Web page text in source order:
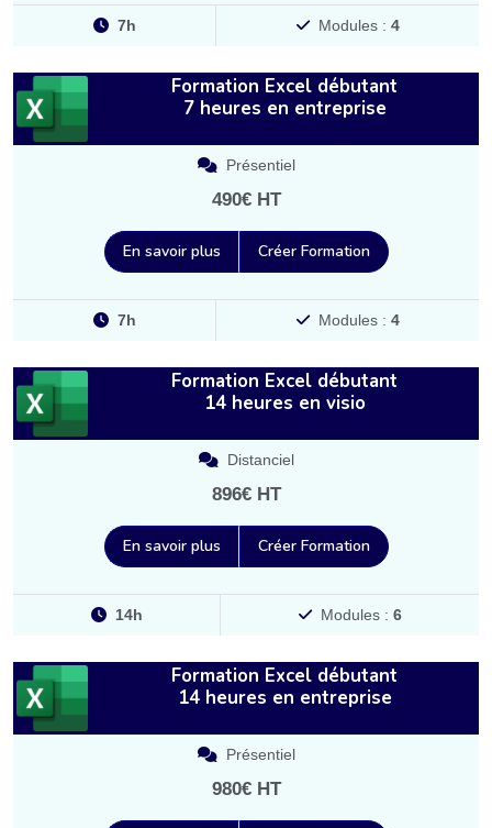
7h Modules : 4
Formation Excel débutant
7 heures en entreprise
Présentiel
490€ HT
En savoir plus Créer Formation
7h Modules : 4
Formation Excel débutant
14 heures en visio
Distanciel
896€ HT
En savoir plus Créer Formation
14h Modules : 6
Formation Excel débutant
14 heures en entreprise
Présentiel
980€ HT